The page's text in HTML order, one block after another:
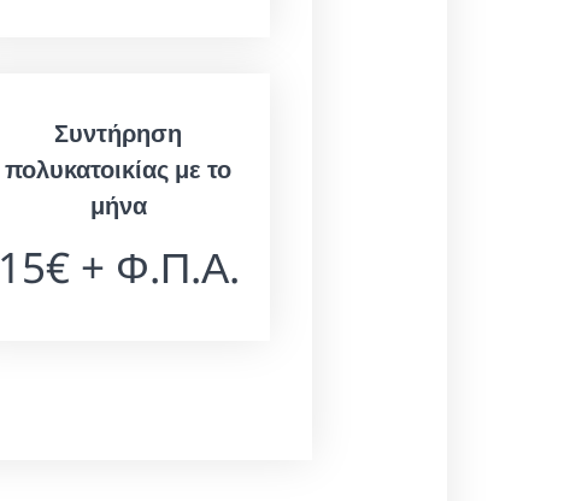
Συντήρηση
πολυκατοικίας με το
μήνα
15€ + Φ.Π.Α.